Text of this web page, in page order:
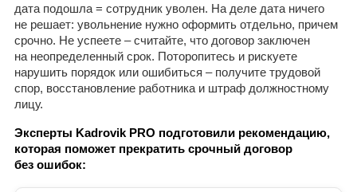
дата подошла = сотрудник уволен. На деле дата ничего
не решает: увольнение нужно оформить отдельно, причем
срочно. Не успеете – считайте, что договор заключен
на неопределенный срок. Поторопитесь и рискуете
нарушить порядок или ошибиться – получите трудовой
спор, восстановление работника и штраф должностному
лицу.
Эксперты Kadrovik PRO подготовили рекомендацию,
которая поможет прекратить срочный договор
без ошибок: